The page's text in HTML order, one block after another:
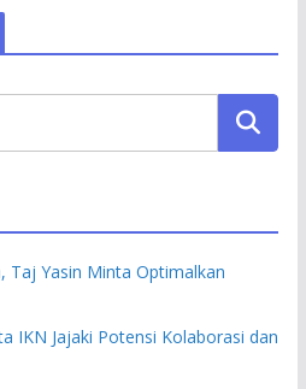
Taj Yasin Minta Optimalkan
IKN Jajaki Potensi Kolaborasi dan